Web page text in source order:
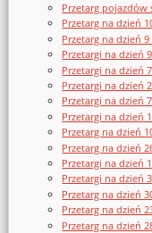
Przetarg pojazdów
Przetarg na dzień
Przetarg na dzień
Przetargi na dzień
Przetargi na dzień
Przetargi na dzień
Przetargi na dzień
Przetargi na dzień
Przetarg na dzień
Przetarg na dzień
Przetargi na dzień
Przetargi na dzień
Przetarg na dzień
Przetarg na dzień
Przetarg na dzień